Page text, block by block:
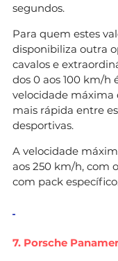
segundos.
Para quem estes
disponibiliza outra
cavalos e
dos 0 aos 100 km/h
velocidade máxima
mais rápida entre
desportivas.
A velocidade
aos 250 km/h, com
com pack específico.
7. Porsche